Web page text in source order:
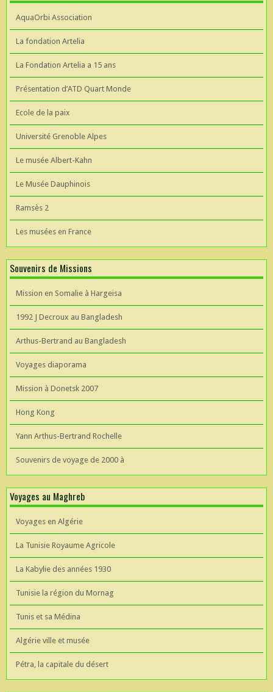
AquaOrbi Association
La fondation Artelia
La Fondation Artelia a 15 ans
Présentation d’ATD Quart Monde
Ecole de la paix
Université Grenoble Alpes
Le musée Albert-Kahn
Le Musée Dauphinois
Ramsès 2
Les musées en France
Souvenirs de Missions
Mission en Somalie à Hargeisa
1992 J Decroux au Bangladesh
Arthus-Bertrand au Bangladesh
Voyages diaporama
Mission à Donetsk 2007
Hong Kong
Yann Arthus-Bertrand Rochelle
Souvenirs de voyage de 2000 à
Voyages au Maghreb
Voyages en Algérie
La Tunisie Royaume Agricole
La Kabylie des années 1930
Tunisie la région du Mornag
Tunis et sa Médina
Algérie ville et musée
Pétra, la capitale du désert